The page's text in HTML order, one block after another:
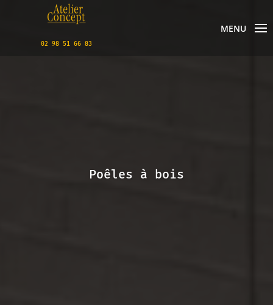
02 98 51 66 83
MENU
Poêles à bois